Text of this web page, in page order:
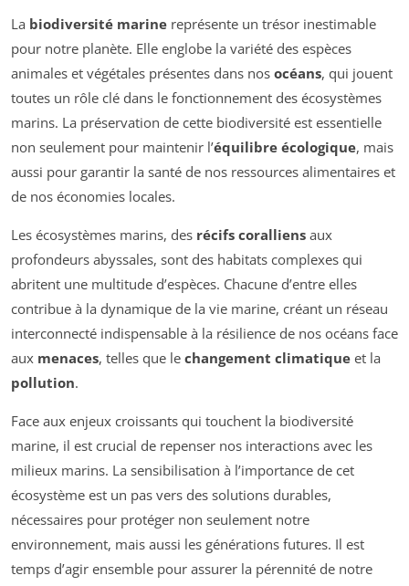
La biodiversité marine représente un trésor inestimable
pour notre planète. Elle englobe la variété des espèces
animales et végétales présentes dans nos océans, qui jouent
toutes un rôle clé dans le fonctionnement des écosystèmes
marins. La préservation de cette biodiversité est essentielle
non seulement pour maintenir l’équilibre écologique, mais
aussi pour garantir la santé de nos ressources alimentaires et
de nos économies locales.
Les écosystèmes marins, des récifs coralliens aux
profondeurs abyssales, sont des habitats complexes qui
abritent une multitude d’espèces. Chacune d’entre elles
contribue à la dynamique de la vie marine, créant un réseau
interconnecté indispensable à la résilience de nos océans face
aux menaces, telles que le changement climatique et la
pollution.
Face aux enjeux croissants qui touchent la biodiversité
marine, il est crucial de repenser nos interactions avec les
milieux marins. La sensibilisation à l’importance de cet
écosystème est un pas vers des solutions durables,
nécessaires pour protéger non seulement notre
environnement, mais aussi les générations futures. Il est
temps d’agir ensemble pour assurer la pérennité de notre